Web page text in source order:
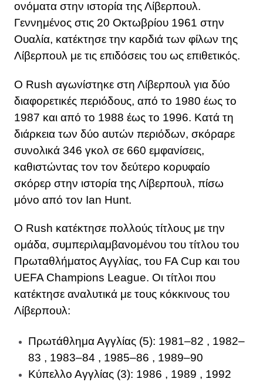
ονόματα στην ιστορία της Λίβερπουλ.
Γεννημένος στις 20 Οκτωβρίου 1961 στην
Ουαλία, κατέκτησε την καρδιά των φίλων της
Λίβερπουλ με τις επιδόσεις του ως επιθετικός.
Ο Rush αγωνίστηκε στη Λίβερπουλ για δύο
διαφορετικές περιόδους, από το 1980 έως το
1987 και από το 1988 έως το 1996. Κατά τη
διάρκεια των δύο αυτών περιόδων, σκόραρε
συνολικά 346 γκολ σε 660 εμφανίσεις,
καθιστώντας τον τον δεύτερο κορυφαίο
σκόρερ στην ιστορία της Λίβερπουλ, πίσω
μόνο από τον Ian Hunt.
Ο Rush κατέκτησε πολλούς τίτλους με την
ομάδα, συμπεριλαμβανομένου του τίτλου του
Πρωταθλήματος Αγγλίας, του FA Cup και του
UEFA Champions League. Οι τίτλοι που
κατέκτησε αναλυτικά με τους κόκκινους του
Λίβερπουλ:
Πρωτάθλημα Αγγλίας (5): 1981–82 , 1982–
83 , 1983–84 , 1985–86 , 1989–90
Κύπελλο Αγγλίας (3): 1986 , 1989 , 1992